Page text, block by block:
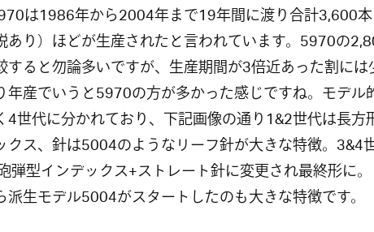
は1986年から2004年まで19年間に渡り合計3,600
あり）ほどが生産されたと言われています。5970の
すると勿論多いですが、生産期間が3倍近あった割に
年産でいうと5970の方が多かった感じですね。モデル
4世代に分かれており、下記画像の通り1&2世代は長方
クス、針は5004のようなリーフ針が大きな特徴。3&4
弾型インデックス+ストレート針に変更され最終形に
派生モデル5004がスタートしたのも大きな特徴です。